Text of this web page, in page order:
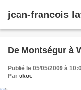
jean-francois
De Montségur à
Publié le 05/05/2009 à
Par okoc